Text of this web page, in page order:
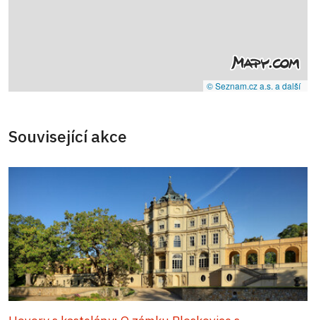
© Seznam.cz a.s. a další
Související akce